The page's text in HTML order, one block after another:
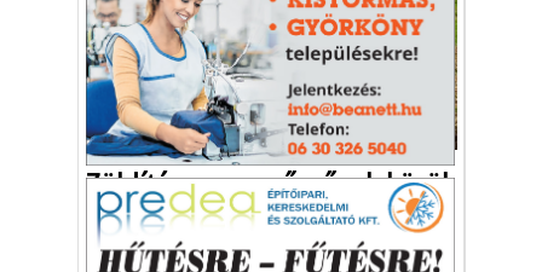
Környezetvédelem
Zöldítés a naperőművek körül
A kezdeményezés célja a hasonló
beruházások elfogadottságának javítása és